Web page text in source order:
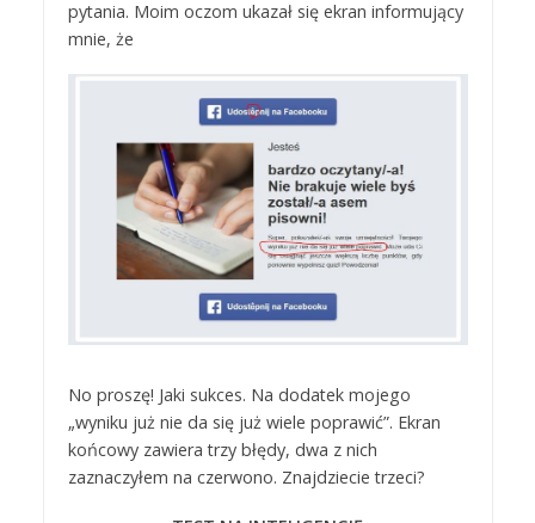
pytania. Moim oczom ukazał się ekran informujący
mnie, że
No proszę! Jaki sukces. Na dodatek mojego
„wyniku już nie da się już wiele poprawić”. Ekran
końcowy zawiera trzy błędy, dwa z nich
zaznaczyłem na czerwono. Znajdziecie trzeci?